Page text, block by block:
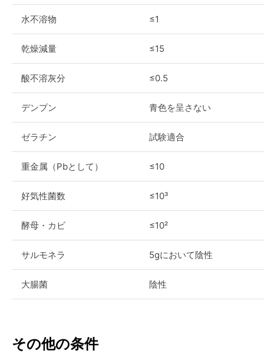
水不溶物 ≤1
乾燥減量 ≤15
酸不溶灰分 ≤0.5
デンプン 青色を呈さない
ゼラチン 試験適合
重金属（Pbとして） ≤10
好気性菌数 ≤10³
酵母・カビ ≤10²
サルモネラ 5gにおいて陰性
大腸菌 陰性
その他の条件